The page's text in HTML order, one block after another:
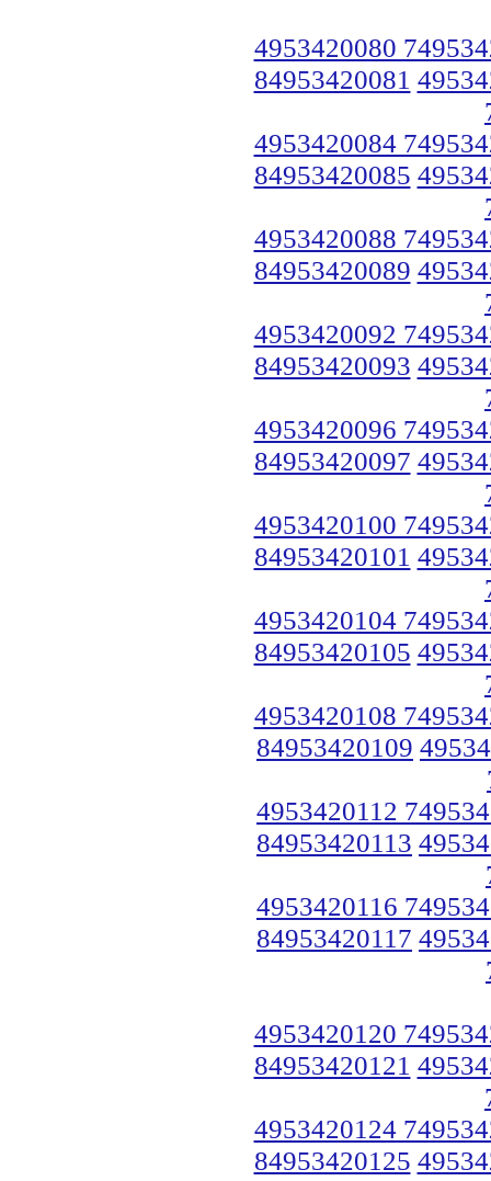
4953420080
84953420081
4953420084
84953420085
4953420088
84953420089
4953420092
84953420093
4953420096
84953420097
4953420100
84953420101
4953420104
84953420105
4953420108
84953420109
4953420112
84953420113
4953420116
84953420117
4953420120
84953420121
4953420124
84953420125